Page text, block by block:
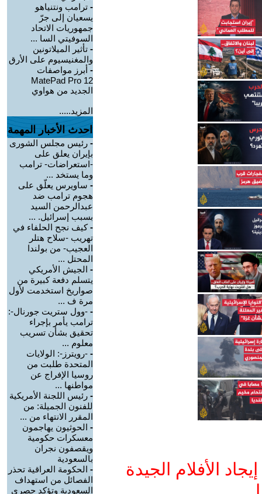
الأفلام الجيدة
- ترامب ونتنياهو
يسعيان إلى جرّ
جمهوريات الاتحاد
السوفيتي السا ...
- تأثير الميلاتونين
والمغنيسيوم على الأرق
- أبرز مواصفات
MatePad Pro 12
الجديد من هواوي
المزيد.....
احدث الأخبار المهمة
- رئيس مجلس الشورى
بإيران يعلق على
-استعراضات- ترامب
وما يستخد ...
- ساويرس يعلّق على
هجوم ترامب ضد
عبدالرحمن السيد
بسبب إسرائيل. ...
-كيف نجح الحلفاء في
تهريب -سلاح هتلر
العجيب- من بولندا
المحتل ...
- الجيش الأمريكي
يتسلم دفعة كبيرة من
صواريخ استخدمت لأول
مرة ف ...
- -وول ستريت جورنال-:
ترامب يأمر بإجراء
تحقيق بشأن تسريب
معلوم ...
- -رويترز-: الولايات
المتحدة طلبت من
روسيا الإفراج عن
مواطنها ...
- رئيس اللجنة الأمريكية
للفنون الجميلة: من
المقرر الانتهاء من ...
- الحوثيون يهاجمون
معسكرات حكومية
ويقصفون نجران
بالسعودية
- الحكومة العراقية تحذر
الفصائل من استهداف
السعودية وتؤكد حصري